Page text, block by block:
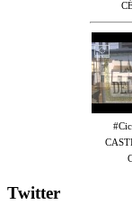
Twitter